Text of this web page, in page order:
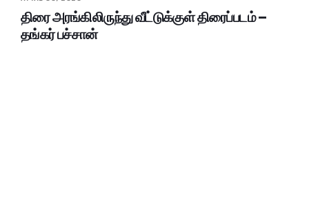
திரை அரங்கிலிருந்து வீட்டுக்குள் திரைப்படம் –
தங்கர் பச்சான்